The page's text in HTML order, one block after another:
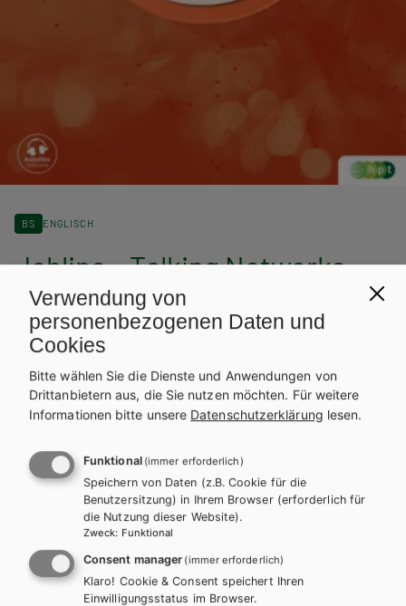
BS ENGLISCH
Jobline – Talking Networks
Auf dieser Seite finden Sie kostenlose Unterrichtsmaterialien zu
unseren Schulbüchern.
INHALTE FÜR LEHRER/INNEN
Für diese Inhalte müssen Sie mit einemLehrerkonto
INHALTE FÜR SCHÜLER/INNEN
GRATIS SCHÜLER/INNEN-MP3S
WORDLIST
Verwendung von
personenbezogenen Daten und
Cookies
Bitte wählen Sie die Dienste und Anwendungen von
Drittanbietern aus, die Sie nutzen möchten. Für weitere
Informationen bitte unsere Datenschutzerklärung lesen.
Funktional (immer erforderlich)
Speichern von Daten (z.B. Cookie für die
Benutzersitzung) in Ihrem Browser (erforderlich für
die Nutzung dieser Website).
Zweck: Funktional
Consent manager (immer erforderlich)
Klaro! Cookie & Consent speichert Ihren
Einwilligungsstatus im Browser.